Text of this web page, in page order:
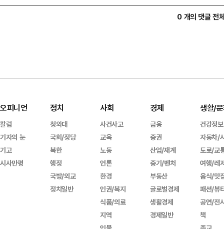
0 개의 댓글 전
오피니언
칼럼
기자의 눈
기고
시사만평
정치
청와대
국회/정당
북한
행정
국방/외교
정치일반
사회
사건사고
교육
노동
언론
환경
인권/복지
식품/의료
지역
경제
금융
증권
산업/재계
중기/벤처
부동산
글로벌경제
생활경제
경제일반
생활/
건강정보
자동차/
도로/교
여행/레
음식/맛
패션/뷰
공연/전
책